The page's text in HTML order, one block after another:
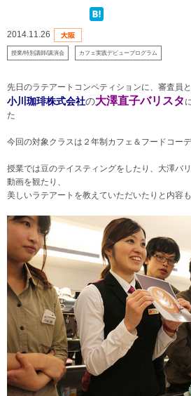
2014.11.26
授業/特別講師/講演会 カフェ実践デビュープログラム
先日のラテアートコンペティションに、審査員
小川珈琲株式会社の大澤直子バリスタ
た
今回の対象クラスは２年制カフェ＆フードコー
授業では豆のテイスティングをしたり、 大澤バ
動画を観たり、
美しいラテアートを教えていただいたりと内容